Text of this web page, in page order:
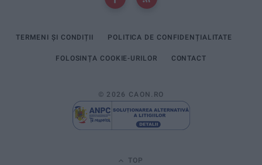
TERMENI ȘI CONDIȚII POLITICA DE CONFIDENȚIALITATE
FOLOSINȚA COOKIE-URILOR CONTACT
© 2026 CAON.RO
TOP